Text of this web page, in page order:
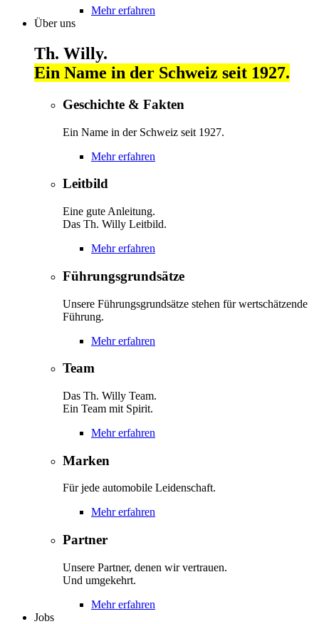
Mehr erfahren
Über uns
Th. Willy.
Ein Name in der Schweiz seit 1927.
Geschichte & Fakten
Ein Name in der Schweiz seit 1927.
Mehr erfahren
Leitbild
Eine gute Anleitung.
Das Th. Willy Leitbild.
Mehr erfahren
Führungsgrundsätze
Unsere Führungsgrundsätze stehen für wertschätzende
Führung.
Mehr erfahren
Team
Das Th. Willy Team.
Ein Team mit Spirit.
Mehr erfahren
Marken
Für jede automobile Leidenschaft.
Mehr erfahren
Partner
Unsere Partner, denen wir vertrauen.
Und umgekehrt.
Mehr erfahren
Jobs